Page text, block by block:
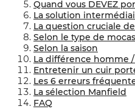
Quand vous DEVEZ
La solution
La question cruciale
Selon le type de
Selon la saison
La différence homme
Entretenir un cuir
Les 6 erreurs
La sélection Manfield
FAQ